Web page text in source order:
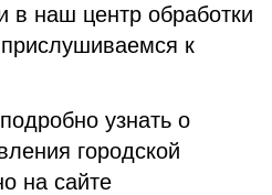
в наш центр обработки
к
узнать о
городской
на сайте